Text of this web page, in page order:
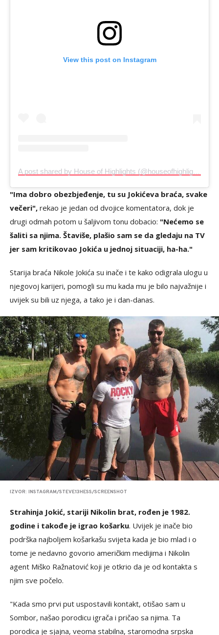
View this post on Instagram
A post shared by House of Highlights (@houseofhighlights)
"Ima dobro obezbjeđenje, tu su Jokićeva braća, svake
večeri", rekao je jedan od dvojice komentatora, dok je
drugi odmah potom u šaljivom tonu dobacio: "Nećemo se
šaliti sa njima. Štaviše, plašio sam se da gledaju na TV
jer sam kritikovao Jokića u jednoj situaciji, ha-ha."
Starija braća Nikole Jokića su inače i te kako odigrala ulogu u
njegovoj karijeri, pomogli su mu kada mu je bilo najvažnije i
uvijek su bili uz njega, a tako je i dan-danas.
IZVOR: INSTAGRAM/STEVE13HESS/SCREENSHOT
Strahinja Jokić, stariji Nikolin brat, rođen je 1982.
godine i takođe je igrao košarku. Uvijek je inače bio
podrška najboljem košarkašu svijeta kada je bio mlad i o
tome je nedavno govorio američkim medijima i Nikolin
agent Miško Ražnatović koji je otkrio da je od kontakta s
njim sve počelo.
"Kada smo prvi put uspostavili kontakt, otišao sam u
Sombor, našao porodicu igrača i pričao sa njima. Ta
porodica je sjajna, veoma stabilna, staromodna srpska